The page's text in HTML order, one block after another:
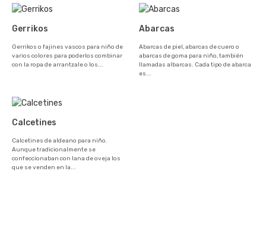
Gerrikos
Gerrikos o fajines vascos para niño de
varios colores para poderlos combinar
con la ropa de arrantzale o los...
Abarcas
Abarcas de piel, abarcas de cuero o
abarcas de goma para niño, también
llamadas albarcas. Cada tipo de abarca
es...
Calcetines
Calcetines de aldeano para niño.
Aunque tradicionalmente se
confeccionaban con lana de oveja los
que se venden en la...